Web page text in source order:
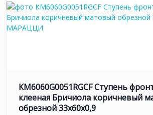
KM6060G0051RGCF Ступень
клееная Бричиола коричневый
обрезной 33x60x0,9